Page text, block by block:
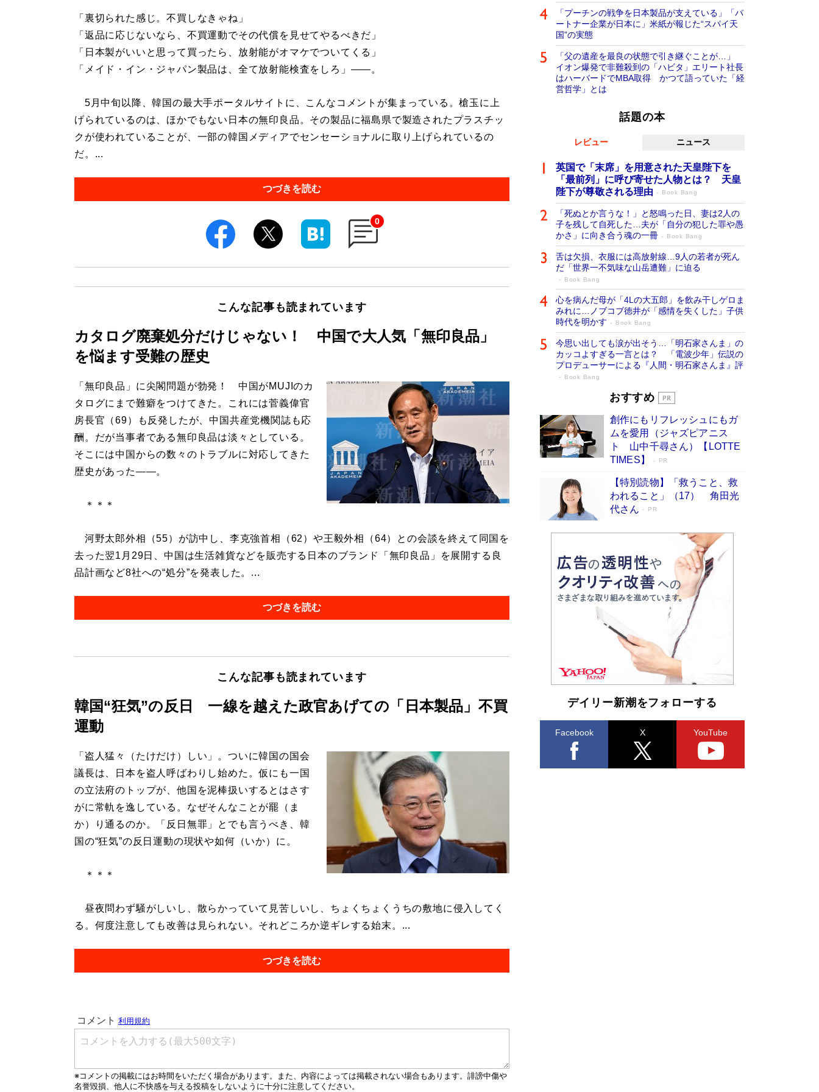
「裏切られた感じ。不買しなきゃね」
「返品に応じないなら、不買運動でその代償を見せてやるべきだ」
「日本製がいいと思って買ったら、放射能がオマケでついてくる」
「メイド・イン・ジャパン製品は、全て放射能検査をしろ」――。
5月中旬以降、韓国の最大手ポータルサイトに、こんなコメントが集まっている。槍玉に上
げられているのは、ほかでもない日本の無印良品。その製品に福島県で製造されたプラスチッ
クが使われていることが、一部の韓国メディアでセンセーショナルに取り上げられているの
だ。...
つづきを読む
0
こんな記事も読まれています
カタログ廃棄処分だけじゃない！ 中国で大人気「無印良品」
を悩ます受難の歴史
「無印良品」に尖閣問題が勃発！ 中国がMUJIのカ
タログにまで難癖をつけてきた。これには菅義偉官
房長官（69）も反発したが、中国共産党機関誌も応
酬。だが当事者である無印良品は淡々としている。
そこには中国からの数々のトラブルに対応してきた
歴史があった――。
＊＊＊
河野太郎外相（55）が訪中し、李克強首相（62）や王毅外相（64）との会談を終えて同国を
去った翌1月29日、中国は生活雑貨などを販売する日本のブランド「無印良品」を展開する良
品計画など8社への“処分”を発表した。...
つづきを読む
こんな記事も読まれています
韓国“狂気”の反日 一線を越えた政官あげての「日本製品」不買
運動
「盗人猛々（たけだけ）しい」。ついに韓国の国会
議長は、日本を盗人呼ばわりし始めた。仮にも一国
の立法府のトップが、他国を泥棒扱いするとはさす
がに常軌を逸している。なぜそんなことが罷（ま
か）り通るのか。「反日無罪」とでも言うべき、韓
国の“狂気”の反日運動の現状や如何（いか）に。
＊＊＊
昼夜問わず騒がしいし、散らかっていて見苦しいし、ちょくちょくうちの敷地に侵入してく
る。何度注意しても改善は見られない。それどころか逆ギレする始末。...
つづきを読む
「プーチンの戦争を日本製品が支えている」「パ
ートナー企業が日本に」米紙が報じた“スパイ天
国”の実態
「父の遺産を最良の状態で引き継ぐことが…」
イオン爆発で非難殺到の「ハビタ」エリート社長
はハーバードでMBA取得 かつて語っていた「経
営哲学」とは
話題の本
レビュー ニュース
英国で「末席」を用意された天皇陛下を
「最前列」に呼び寄せた人物とは？ 天皇
陛下が尊敬される理由
Book Bang
「死ぬとか言うな！」と怒鳴った日、妻は2人の
子を残して自死した…夫が「自分の犯した罪や愚
かさ」に向き合う魂の一冊
Book Bang
舌は欠損、衣服には高放射線…9人の若者が死ん
だ「世界一不気味な山岳遭難」に迫る
Book Bang
心を病んだ母が「4Lの大五郎」を飲み干しゲロま
みれに…ノブコブ徳井が「感情を失くした」子供
時代を明かす
Book Bang
今思い出しても涙が出そう…「明石家さんま」の
カッコよすぎる一言とは？ 「電波少年」伝説の
プロデューサーによる『人間・明石家さんま』評
Book Bang
「『火垂るの墓』は、大嘘である」原作者
は描きたくない」監督が徹底的にこだわっ
たこと（後編） #戦争の記憶
Book Bang
「叱って伸びるやつは、褒めたらもっと伸びる」
俳優・高嶋政伸が家族に教わった“人を育てるコ
ツ”…芸への考え方を明かす
Book Bang
美輪明宏 晩年の回答を集めた『ほほえんで生き
るための人生相談』がランクイン［エンターテイ
メントベストセラー］
「宇宙兄弟」最終46巻がベストセラー1位 宇宙
開発への関心を押し上げた18年の物語に幕 特装
版には「宇宙で描かれたマンガ」も収録
Book Bang
友近氏、絶賛！ 鎌倉を舞台に、孤独を抱えた
人々が新たな一歩を踏み出す連作短篇集『海のほ
とりのプラネット』試し読み
Book Bang
おすすめ
創作にもリフレッシュにもガ
ムを愛用（ジャズピアニス
ト 山中千尋さん）【LOTTE
TIMES】
PR
【特別読物】「救うこと、救
われること」（17） 角田光
代さん
PR
デイリー新潮をフォローする
Facebook X YouTube